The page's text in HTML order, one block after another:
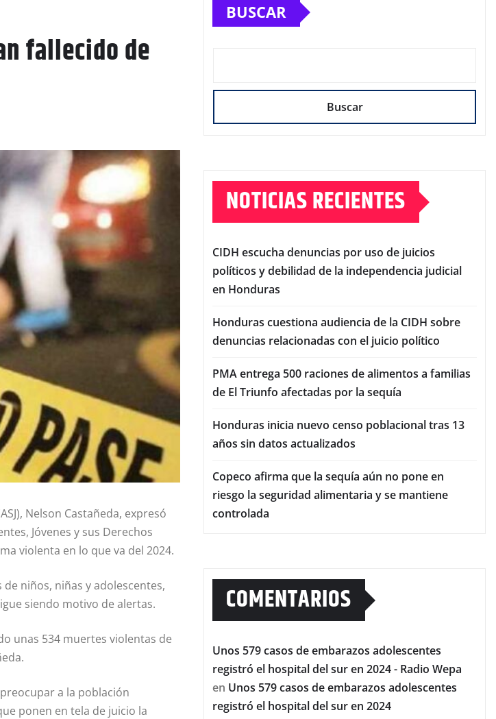
fallecido de
Nelson Castañeda, expresó
Jóvenes y sus Derechos
violenta en lo que va del 2024.
niños, niñas y adolescentes,
siendo motivo de alertas.
unas 534 muertes violentas de
a la población
ponen en tela de juicio la
BUSCAR
Buscar
NOTICIAS RECIENTES
CIDH escucha denuncias por uso de juicios
políticos y debilidad de la independencia judicial
en Honduras
Honduras cuestiona audiencia de la CIDH sobre
denuncias relacionadas con el juicio político
PMA entrega 500 raciones de alimentos a familias
de El Triunfo afectadas por la sequía
Honduras inicia nuevo censo poblacional tras 13
años sin datos actualizados
Copeco afirma que la sequía aún no pone en
riesgo la seguridad alimentaria y se mantiene
controlada
COMENTARIOS
Unos 579 casos de embarazos adolescentes
registró el hospital del sur en 2024 - Radio Wepa
en Unos 579 casos de embarazos adolescentes
registró el hospital del sur en 2024